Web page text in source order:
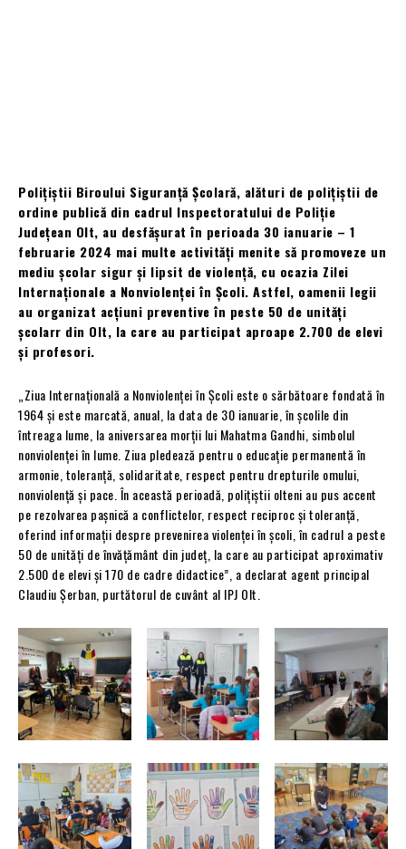
Polițiștii Biroului Siguranță Școlară, alături de polițiștii de
ordine publică din cadrul Inspectoratului de Poliție
Județean Olt, au desfășurat în perioada 30 ianuarie – 1
februarie 2024 mai multe activități menite să promoveze un
mediu școlar sigur și lipsit de violență, cu ocazia Zilei
Internaţionale a Nonviolenţei în Școli. Astfel, oamenii legii
au organizat acțiuni preventive în peste 50 de unități
școlarr din Olt, la care au participat aproape 2.700 de elevi
și profesori.
„Ziua Internaţională a Nonviolenţei în Școli este o sărbătoare fondată în
1964 și este marcată, anual, la data de 30 ianuarie, în şcolile din
întreaga lume, la aniversarea morţii lui Mahatma Gandhi, simbolul
nonviolenţei în lume. Ziua pledează pentru o educaţie permanentă în
armonie, toleranță, solidaritate, respect pentru drepturile omului,
nonviolență și pace. În această perioadă, polițiștii olteni au pus accent
pe rezolvarea pașnică a conflictelor, respect reciproc și toleranță,
oferind informații despre prevenirea violenței în școli, în cadrul a peste
50 de unități de învățământ din județ, la care au participat aproximativ
2.500 de elevi și 170 de cadre didactice”, a declarat agent principal
Claudiu Șerban, purtătorul de cuvânt al IPJ Olt.